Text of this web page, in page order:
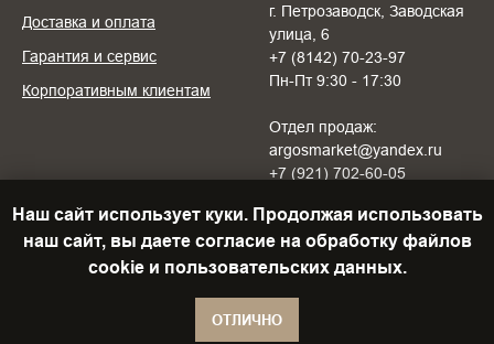
Доставка и оплата
Гарантия и сервис
Корпоративным клиентам
г. Петрозаводск, Заводская
улица, 6
+7 (8142) 70-23-97
Пн-Пт 9:30 - 17:30
Отдел продаж:
argosmarket@yandex.ru
+7 (921) 702-60-05
Cб-Вс 10:00 - 18:00
Наш сайт использует куки. Продолжая использовать
наш сайт, вы даете согласие на обработку файлов
cookie и пользовательских данных.
ОТЛИЧНО